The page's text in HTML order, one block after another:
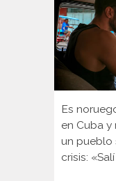
Es
en Cuba y
un pueblo
crisis: